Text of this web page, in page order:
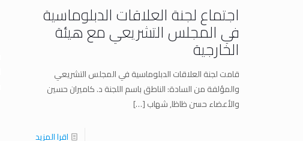
اجتماع لجنة العلاقات الدبلوماسية
في المجلس التشريعي مع هيئة
الخارجية
قامت لجنة العلاقات الدبلوماسية في المجلس التشريعي
والمؤلفة من السادة: الناطق باسم اللجنة د. كاميران حسين
والأعضاء حسن ظاظا, شهاب[…]
اقرا المزيد